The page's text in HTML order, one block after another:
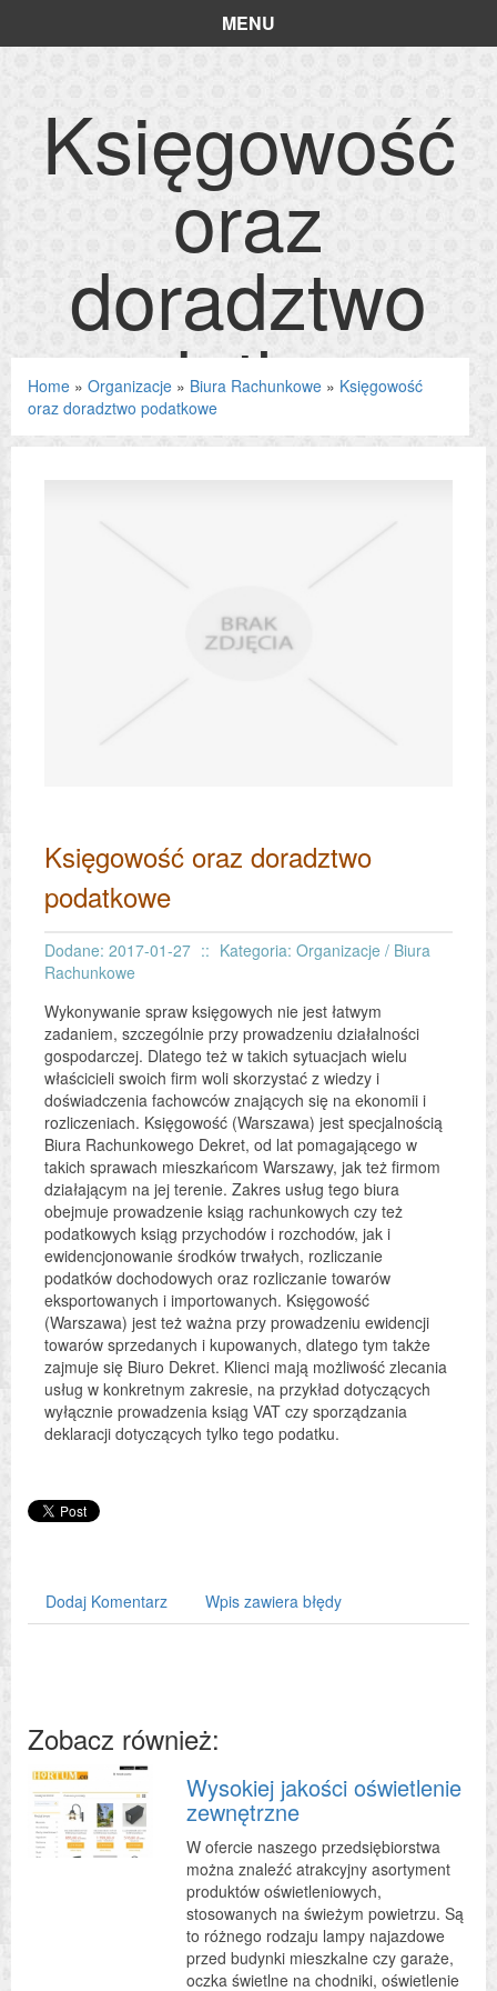
MENU
Księgowość
oraz
doradztwo
podatkowe
Home » Organizacje » Biura Rachunkowe » Księgowość
oraz doradztwo podatkowe
Księgowość oraz doradztwo
podatkowe
Dodane: 2017-01-27 :: Kategoria: Organizacje / Biura
Rachunkowe
Wykonywanie spraw księgowych nie jest łatwym
zadaniem, szczególnie przy prowadzeniu działalności
gospodarczej. Dlatego też w takich sytuacjach wielu
właścicieli swoich firm woli skorzystać z wiedzy i
doświadczenia fachowców znających się na ekonomii i
rozliczeniach. Księgowość (Warszawa) jest specjalnością
Biura Rachunkowego Dekret, od lat pomagającego w
takich sprawach mieszkańcom Warszawy, jak też firmom
działającym na jej terenie. Zakres usług tego biura
obejmuje prowadzenie ksiąg rachunkowych czy też
podatkowych ksiąg przychodów i rozchodów, jak i
ewidencjonowanie środków trwałych, rozliczanie
podatków dochodowych oraz rozliczanie towarów
eksportowanych i importowanych. Księgowość
(Warszawa) jest też ważna przy prowadzeniu ewidencji
towarów sprzedanych i kupowanych, dlatego tym także
zajmuje się Biuro Dekret. Klienci mają możliwość zlecania
usług w konkretnym zakresie, na przykład dotyczących
wyłącznie prowadzenia ksiąg VAT czy sporządzania
deklaracji dotyczących tylko tego podatku.
Dodaj Komentarz Wpis zawiera błędy
Zobacz również:
Wysokiej jakości oświetlenie
zewnętrzne
W ofercie naszego przedsiębiorstwa
można znaleźć atrakcyjny asortyment
produktów oświetleniowych,
stosowanych na świeżym powietrzu. Są
to różnego rodzaju lampy najazdowe
przed budynki mieszkalne czy garaże,
oczka świetlne na chodniki, oświetlenie